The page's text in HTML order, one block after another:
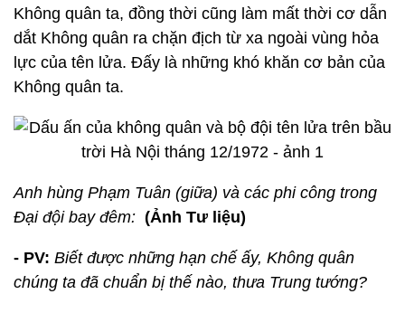
Không quân ta, đồng thời cũng làm mất thời cơ dẫn
dắt Không quân ra chặn địch từ xa ngoài vùng hỏa
lực của tên lửa. Đấy là những khó khăn cơ bản của
Không quân ta.
Anh hùng Phạm Tuân (giữa) và các phi công trong
Đại đội bay đêm: (Ảnh Tư liệu)
- PV: Biết được những hạn chế ấy, Không quân
chúng ta đã chuẩn bị thế nào, thưa Trung tướng?